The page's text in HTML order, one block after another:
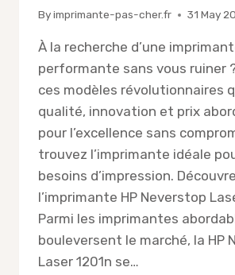
Byimprimante-pas-cher.fr 31 May
À la recherche d’une
performante sans vous ruiner
ces modèles révolutionnaires
qualité, innovation et prix
pour l’excellence sans
trouvez l’imprimante idéale
besoins d’impression.
l’imprimante HP Neverstop
Parmi les imprimantes
bouleversent le marché, la HP
Laser 1201n se…